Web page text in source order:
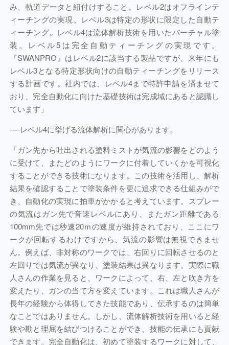
み、軌道データと紐付けすること。レベル2はオフラインテ
ィーチングの実現。レベル3は特定の形状に限定した自動テ
ィーチング。レベル4は流体解析技術を用いたバーチャル塗
装。レベル5は完全自動ティーチングの実現です。
『SWANPRO』はレベル2に該当する製品ですが、来年にも
レベル3となる特定形状向けの自動ティーチングをリリース
する計画です。社内では、レベル4まで特許申請を済ませて
おり、完全自動化に向けた基礎技術は完成域にあると認識し
ています」
----レベル4に挙げる流体解析に関心があります。
「ガン先から吐出される塗料ミストが気流の影響をどのよう
に受けて、またどのようにワークに付着していくかを可視化
することができる技術になります。この技術を活用し、解析
結果を確認することで塗装条件を更に追求できる仕組みがで
き、自動化の実現に拍車がかかると考えています。スプレー
の気流はガン先で音速レベルにあり、またガン距離である
100mm先では秒速20ｍの速度が維持されており、ここにワ
ークが回転するわけですから、気流の影響は無視できませ
ん。例えば、非対称のワークでは、右回りに回転させるのと
左回りでは気流が異なり、塗装結果は異なります。実際に職
人さんの作業を見ると、ワークによって、右、左と吹き方を
変えたり、ガンの当て方を変えています。これは職人さんが
長年の経験から体得してきた技能であり、伝承するのは簡単
なことではありません。しかし、流体解析技術を用いると経
験や勘と理屈を結びつけることができ、技能の伝承にも貢献
できます。完全自動化は、初めて塗装するワークに対して、